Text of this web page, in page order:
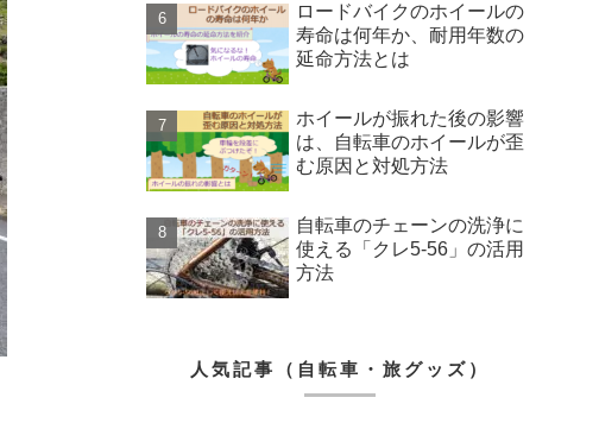
ロードバイクのホイールの
寿命は何年か、耐用年数の
延命方法とは
ホイールが振れた後の影響
は、自転車のホイールが歪
む原因と対処方法
自転車のチェーンの洗浄に
使える「クレ5-56」の活用
方法
人気記事（自転車・旅グッズ）